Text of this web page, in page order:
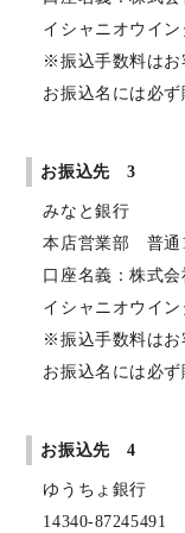
イシャニオウイ
※振込手数料はお
お振込名には必ず
お振込先 3
みなと銀行
本店営業部 普通
口座名義：株式
イシャニオウイ
※振込手数料はお
お振込名には必ず
お振込先 4
ゆうちょ銀行
14340-87245491